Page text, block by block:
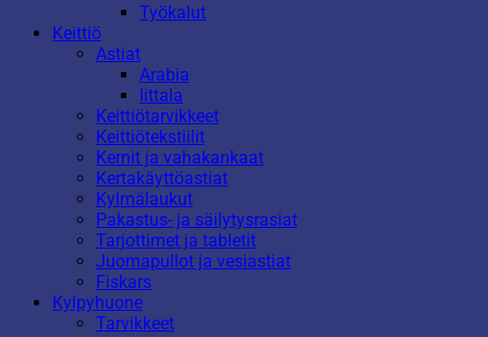
Työkalut
Keittiö
Astiat
Arabia
Iittala
Keittiötarvikkeet
Keittiötekstiilit
Kernit ja vahakankaat
Kertakäyttöastiat
Kylmälaukut
Pakastus- ja säilytysrasiat
Tarjottimet ja tabletit
Juomapullot ja vesiastiat
Fiskars
Kylpyhuone
Tarvikkeet